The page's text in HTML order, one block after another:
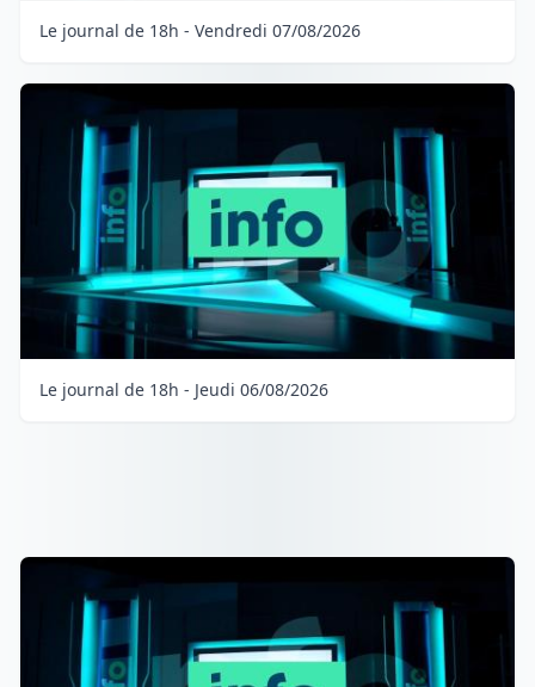
Le journal de 18h - Vendredi 07/08/2026
Le journal de 18h - Jeudi 06/08/2026